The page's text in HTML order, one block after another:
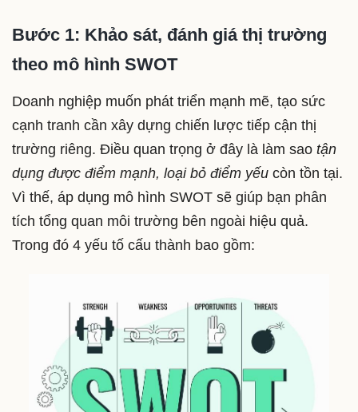
Bước 1: Khảo sát, đánh giá thị trường
theo mô hình SWOT
Doanh nghiệp muốn phát triển mạnh mẽ, tạo sức
cạnh tranh cần xây dựng chiến lược tiếp cận thị
trường riêng. Điều quan trọng ở đây là làm sao tận
dụng được điểm mạnh, loại bỏ điểm yếu còn tồn tại.
Vì thế, áp dụng mô hình SWOT sẽ giúp bạn phân
tích tổng quan môi trường bên ngoài hiệu quả.
Trong đó 4 yếu tố cấu thành bao gồm: